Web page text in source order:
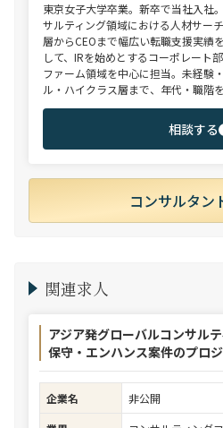
東京女子大学卒業。新卒で当社入社
サルティング領域における人材サー
層からCEOまで幅広い転職支援実績
して、IRを始めとするコーポレート
ファーム領域を中心に担当。未経験
ル・ハイクラス層まで、年代・職階
相談する
コンサルタン
関連求人
アジア発グローバルコンサル
保守・エンハンス案件のプロ
企業名
非公開